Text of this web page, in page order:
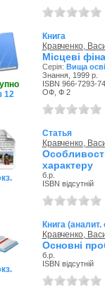
12
Книга
Кравченко,
Місцеві
Серія: Вища
Знання, 1999 р.
ISBN 966-7293-
ОФ, Ф 2
Статья
Кравченко,
характеру
б.р.
ISBN відсутній
Книга
Кравченко,
Основні
б.р.
ISBN відсутній